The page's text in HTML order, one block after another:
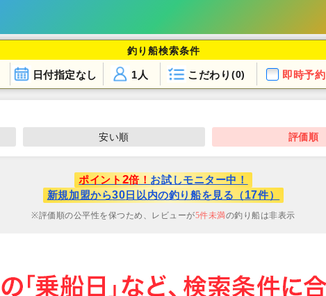
釣り船検索条件
日付指定なし こだわり (0)
1人 即時予約
安い順 評価順
ポイント 2倍！ お試しモニター中！
新規加盟から30 日以内の釣り船を見る（17件）
評価順の公平性を保つため、レビューが5件未満の釣り船は非表示